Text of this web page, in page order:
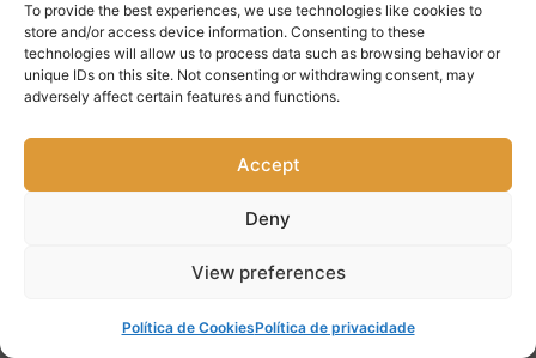
To provide the best experiences, we use technologies like cookies to
store and/or access device information. Consenting to these
technologies will allow us to process data such as browsing behavior or
unique IDs on this site. Not consenting or withdrawing consent, may
adversely affect certain features and functions.
Accept
Deny
View preferences
Política de CookiesPolítica de privacidade
INSTITUCIONAL
Home
Sobre
contato@cozinhaestilo.com.br